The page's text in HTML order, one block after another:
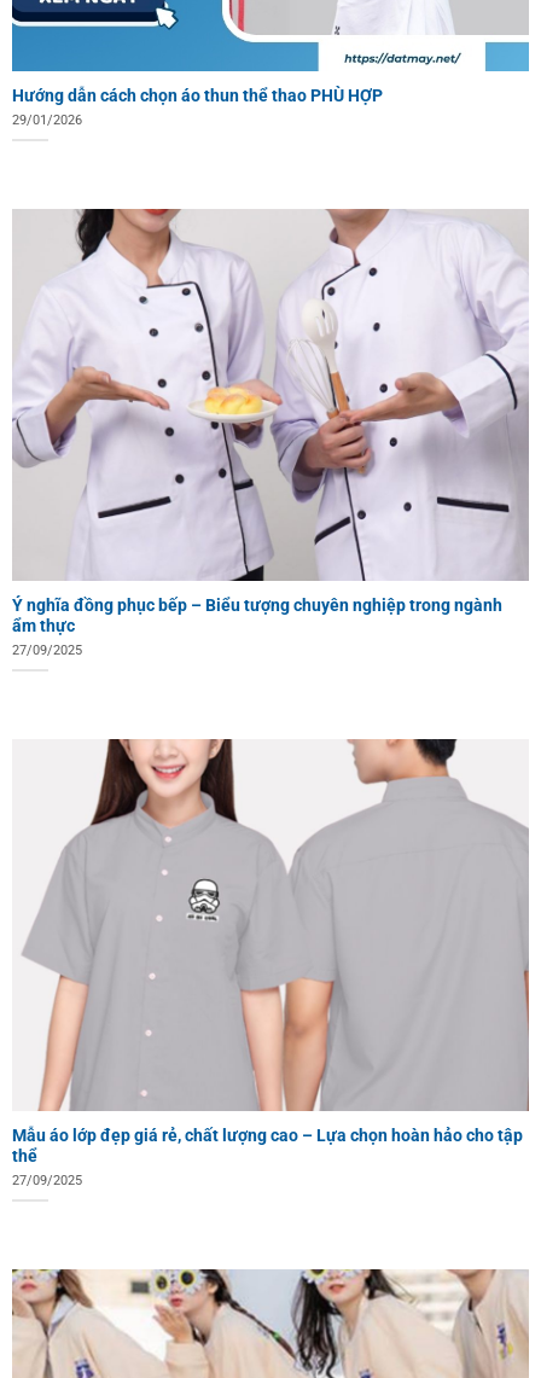
Hướng dẫn cách chọn áo thun thể thao PHÙ HỢP
29/01/2026
Ý nghĩa đồng phục bếp – Biểu tượng chuyên nghiệp trong ngành
ẩm thực
27/09/2025
Mẫu áo lớp đẹp giá rẻ, chất lượng cao – Lựa chọn hoàn hảo cho tập
thể
27/09/2025